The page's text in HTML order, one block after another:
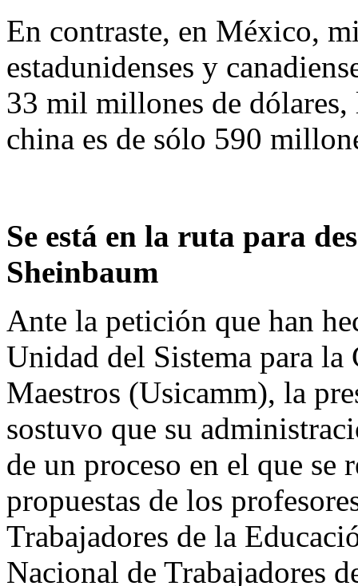
En contraste, en México,
estadunidenses y
33 mil millones de dólares,
china es de sólo 590
Se está en la ruta para
Sheinbaum
Ante la petición que han
Unidad del Sistema para la
Maestros (Usicamm), la
sostuvo que su
de un proceso en el que se
propuestas de los
Trabajadores de la
Nacional de Trabajadores